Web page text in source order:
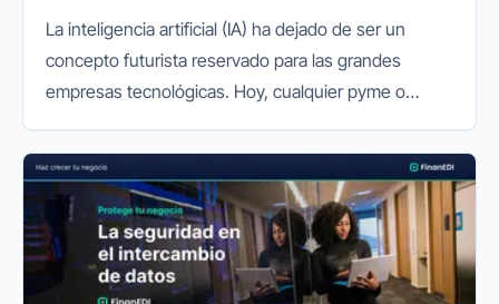
La inteligencia artificial (IA) ha dejado de ser un
concepto futurista reservado para las grandes
empresas tecnológicas. Hoy, cualquier pyme o
mejorar la productividad, reducir...